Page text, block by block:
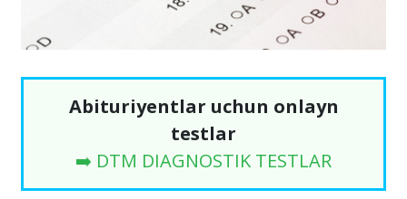
Abituriyentlar uchun onlayn
testlar
➡️ DTM DIAGNOSTIK TESTLAR